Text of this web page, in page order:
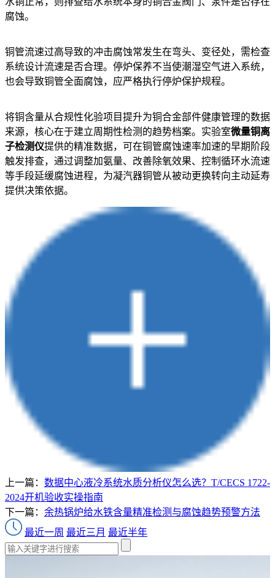
腐蚀。
铜管流速过高导致的冲击腐蚀常发生在弯头、变径处，需检查
系统设计流速是否合理。停炉保养不当使潮湿空气进入系统，
也会导致铜管全面腐蚀，应严格执行停炉保护规程。
将铜含量从合规性化验项目提升为铜合金部件健康管理的数据
来源，核心在于建立周期性检测的趋势档案。实验室微量铜离
子检测仪提供的精准数据，可在铜管腐蚀速率加速的早期阶段
触发排查，通过调整加氨量、改善除氧效果、控制循环水流速
等手段延缓腐蚀进程，为凝汽器铜管从被动更换转向主动延寿
提供决策依据。
上一篇： 数据中心液冷系统水质分析仪怎么选？T/CECS 1722-
2024开机验收实操指南
下一篇： 余热锅炉给水铁含量精准检测与腐蚀趋势预警方法
最近一周 最近三月 最近半年